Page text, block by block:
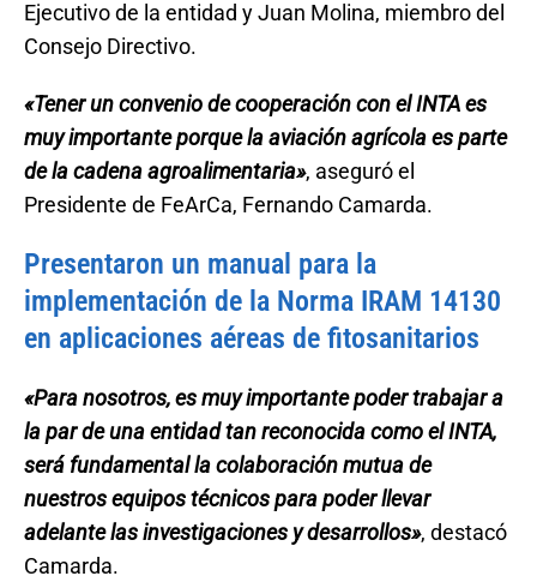
Ejecutivo de la entidad y Juan Molina, miembro del
Consejo Directivo.
«Tener un convenio de cooperación con el INTA es
muy importante porque la aviación agrícola es parte
de la cadena agroalimentaria», aseguró el
Presidente de FeArCa, Fernando Camarda.
Presentaron un manual para la
implementación de la Norma IRAM 14130
en aplicaciones aéreas de fitosanitarios
«Para nosotros, es muy importante poder trabajar a
la par de una entidad tan reconocida como el INTA,
será fundamental la colaboración mutua de
nuestros equipos técnicos para poder llevar
adelante las investigaciones y desarrollos», destacó
Camarda.